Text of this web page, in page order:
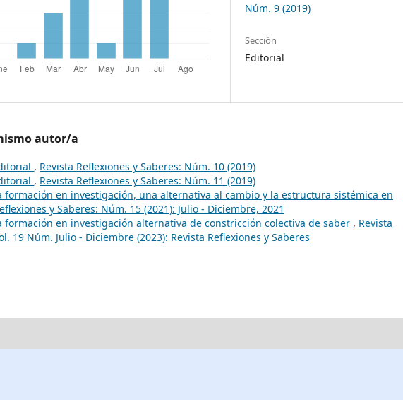
Núm. 9 (2019)
Sección
Editorial
autor/a
, Revista Reflexiones y Saberes: Núm. 10 (2019)
, Revista Reflexiones y Saberes: Núm. 11 (2019)
formación en investigación, una alternativa al cambio y la estructura sistémica en
y Saberes: Núm. 15 (2021): Julio - Diciembre, 2021
formación en investigación alternativa de constricción colectiva de saber , Revista
19 Núm. Julio - Diciembre (2023): Revista Reflexiones y Saberes